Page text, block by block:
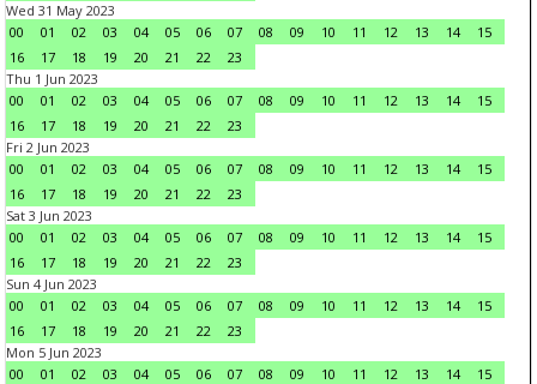
Wed 31 May 2023
00
01 02 03 04 05 06 07 08 09 10 11 12 13 14
15
16
17 18 19 20 21 22
23
Thu 1 Jun 2023
00
01 02 03 04 05 06 07 08 09 10 11 12 13 14
15
16
17 18 19 20 21 22
23
Fri 2 Jun 2023
00
01 02 03 04 05 06 07 08 09 10 11 12 13 14
15
16
17 18 19 20 21 22
23
Sat 3 Jun 2023
00
01 02 03 04 05 06 07 08 09 10 11 12 13 14
15
16
17 18 19 20 21 22
23
Sun 4 Jun 2023
00
01 02 03 04 05 06 07 08 09 10 11 12 13 14
15
16
17 18 19 20 21 22
23
Mon 5 Jun 2023
00
01 02 03 04 05 06 07 08 09 10 11 12 13 14
15